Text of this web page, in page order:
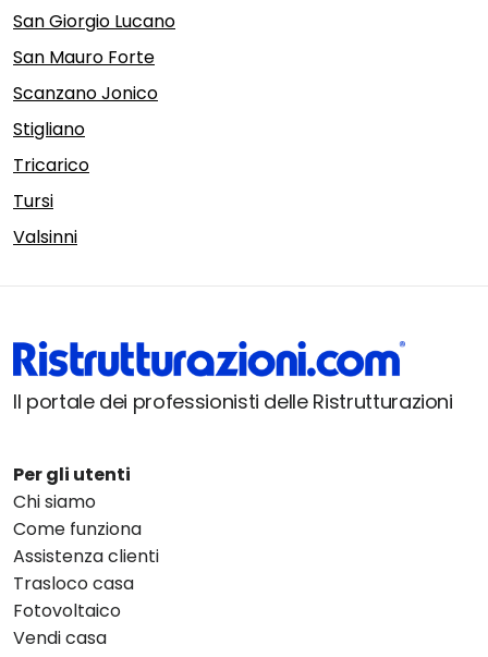
San Giorgio Lucano
San Mauro Forte
Scanzano Jonico
Stigliano
Tricarico
Tursi
Valsinni
Il portale dei professionisti delle Ristrutturazioni
Per gli utenti
Chi siamo
Come funziona
Assistenza clienti
Trasloco casa
Fotovoltaico
Vendi casa